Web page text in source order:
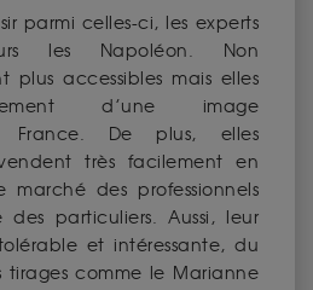
parmi celles-ci, les experts
les Napoléon. Non
plus accessibles mais elles
d’une image
France. De plus, elles
très facilement en
marché des professionnels
particuliers. Aussi, leur
et intéressante, du
tirages comme le Marianne